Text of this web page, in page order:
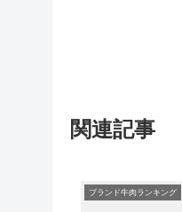
関連記事
ブランド牛肉ランキング